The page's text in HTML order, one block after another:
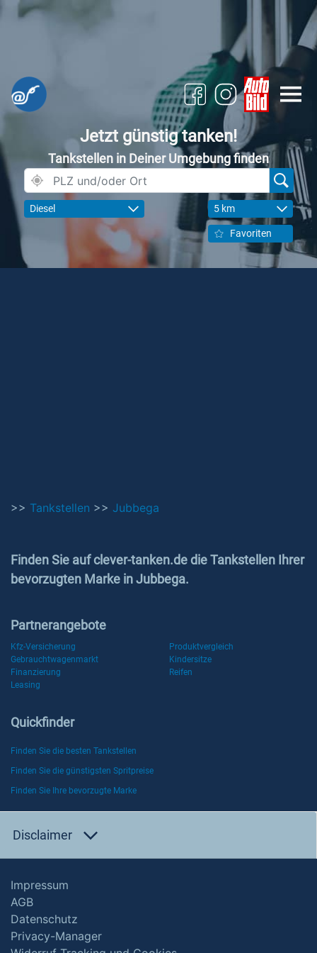
Jetzt günstig tanken!
Tankstellen in Deiner Umgebung finden
Diesel 5 km
Favoriten
>> Tankstellen >> Jubbega
Finden Sie auf clever-tanken.de die Tankstellen Ihrer
bevorzugten Marke in Jubbega.
Partnerangebote
Kfz-Versicherung
Produktvergleich
Gebrauchtwagenmarkt
Kindersitze
Finanzierung
Reifen
Leasing
Quickfinder
Finden Sie die besten Tankstellen
Finden Sie die günstigsten Spritpreise
Finden Sie Ihre bevorzugte Marke
Disclaimer
Impressum
AGB
Datenschutz
Privacy-Manager